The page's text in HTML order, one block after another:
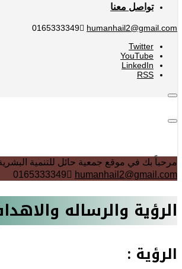
تواصل معنا
0165333349
humanhail2@gmail.com
Twitter
YouTube
LinkedIn
RSS
مرحباً بك في موقع جمعية حائل للتنمية
0165333349
humanhail2@gmail.com
الرؤية والرساله
الرؤية :